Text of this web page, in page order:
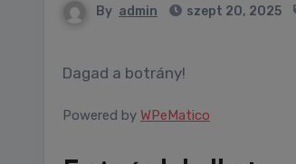
By admin szept 20, 2025
Dagad a botrány!
Powered by WPeMatico